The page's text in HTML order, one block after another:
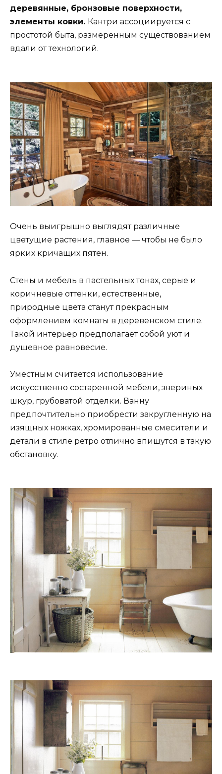
деревянные, бронзовые поверхности,
элементы ковки. Кантри ассоциируется с
простотой быта, размеренным существованием
вдали от технологий.
Очень выигрышно выглядят различные
цветущие растения, главное — чтобы не было
ярких кричащих пятен.
Стены и мебель в пастельных тонах, серые и
коричневые оттенки, естественные,
природные цвета станут прекрасным
оформлением комнаты в деревенском стиле.
Такой интерьер предполагает собой уют и
душевное равновесие.
Уместным считается использование
искусственно состаренной мебели, звериных
шкур, грубоватой отделки. Ванну
предпочтительно приобрести закругленную на
изящных ножках, хромированные смесители и
детали в стиле ретро отлично впишутся в такую
обстановку.